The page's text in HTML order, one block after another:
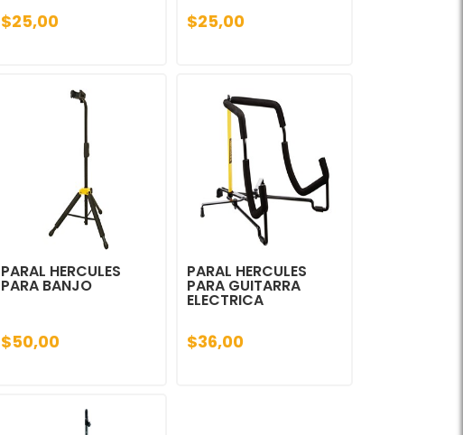
$25,00 $25,00
PARAL HERCULES
PARA BANJO
$50,00
PARAL HERCULES
PARA GUITARRA
ELECTRICA
$36,00